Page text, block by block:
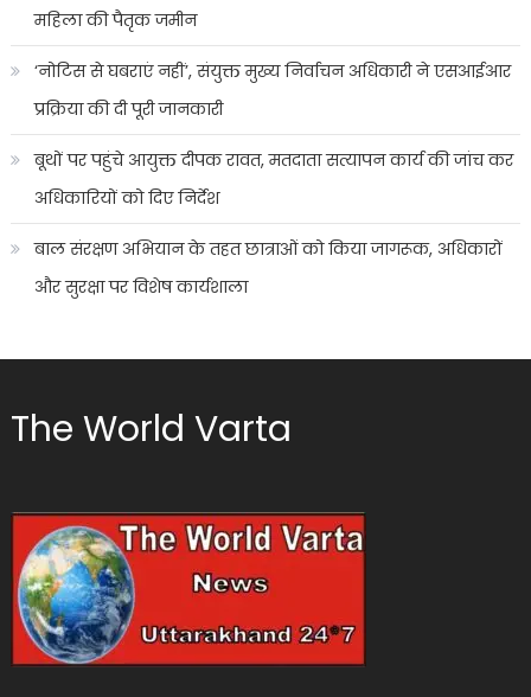
महिला की पैतृक जमीन
‘नोटिस से घबराएं नहीं’, संयुक्त मुख्य निर्वाचन अधिकारी ने एसआईआर
प्रक्रिया की दी पूरी जानकारी
बूथों पर पहुंचे आयुक्त दीपक रावत, मतदाता सत्यापन कार्य की जांच कर
अधिकारियों को दिए निर्देश
बाल संरक्षण अभियान के तहत छात्राओं को किया जागरूक, अधिकारों
और सुरक्षा पर विशेष कार्यशाला
The World Varta